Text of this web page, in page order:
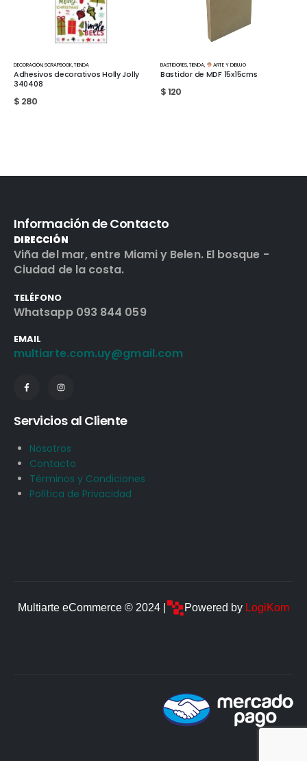
,SCRAPBOOK,TIENDA
decorativos Holly Jolly
BASTIDORES,TIENDA, ARTE Y DIBUJO
Bastidor de MDF 15x15cms
Información de Contacto
DIRECCIÓN
Viña del mar, entre Miami y Belen. El bosque -
Ciudad de la costa.
TELÉFONO
Whatsapp 093 844 059
EMAIL
multiarte.com.uy@gmail.com
Servicios al Cliente
Nosotros
Contacto
Términos y Condiciones
Política de Privacidad
Multiarte eCommerce © 2024 | Powered by LogiKom